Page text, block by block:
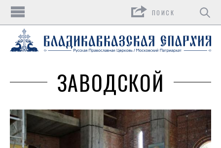
ЗАВОДСКОЙ